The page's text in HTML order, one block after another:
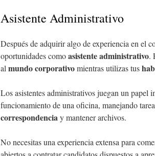
Asistente Administrativo
Después de adquirir algo de experiencia en el
oportunidades comoasistente administrativo.
al mundo corporativomientras utilizas tus
Los asistentes administrativos juegan un papel
funcionamiento de una oficina, manejando
correspondenciay mantener archivos.
No necesitas una experiencia extensa para